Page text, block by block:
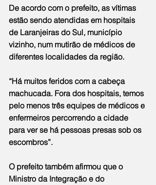
De acordo com o prefeito, as vítimas
estão sendo atendidas em hospitais
de Laranjeiras do Sul, município
vizinho, num mutirão de médicos de
diferentes localidades da região.
“Há muitos feridos com a cabeça
machucada. Fora dos hospitais, temos
pelo menos três equipes de médicos e
enfermeiros percorrendo a cidade
para ver se há pessoas presas sob os
escombros”.
O prefeito também afirmou que o
Ministro da Integração e do